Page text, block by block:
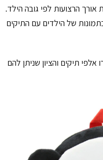
אורך הרצועות לפי גובה הילד.
של הילדים עם התיקים
תיקים והציון שניתן להם